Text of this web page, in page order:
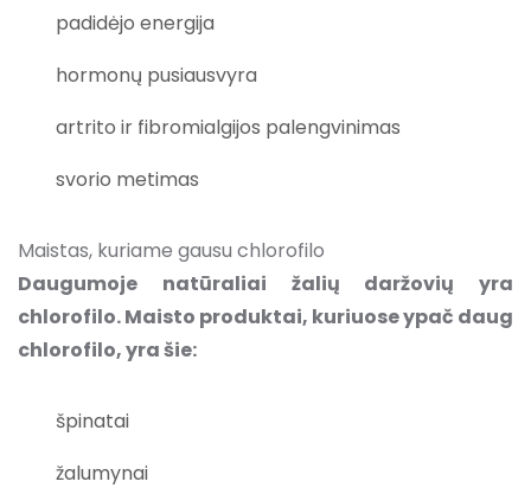
padidėjo energija
hormonų pusiausvyra
artrito ir fibromialgijos palengvinimas
svorio metimas
Maistas, kuriame gausu chlorofilo
Daugumoje natūraliai žalių daržovių yra
chlorofilo. Maisto produktai, kuriuose ypač daug
chlorofilo, yra šie:
špinatai
žalumynai